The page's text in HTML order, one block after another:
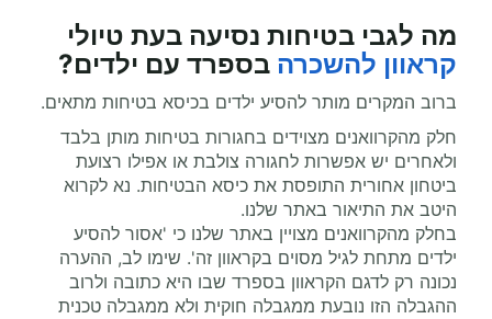
מה לגבי בטיחות נסיעה בעת טיולי
קראוון להשכרה בספרד עם ילדים?
ברוב המקרים מותר להסיע ילדים בכיסא בטיחות מתאים.
חלק מהקרוואנים מצוידים בחגורות בטיחות מותן בלבד
ולאחרים יש אפשרות לחגורה צולבת או אפילו רצועת
ביטחון אחורית התופסת את כיסא הבטיחות. נא לקרוא
היטב את התיאור באתר שלנו.
בחלק מהקרוואנים מצויין באתר שלנו כי 'אסור להסיע
ילדים מתחת לגיל מסוים בקראוון זה'. שימו לב, ההערה
נכונה רק לדגם הקראוון בספרד שבו היא כתובה ולרוב
ההגבלה הזו נובעת ממגבלה חוקית ולא ממגבלה טכנית